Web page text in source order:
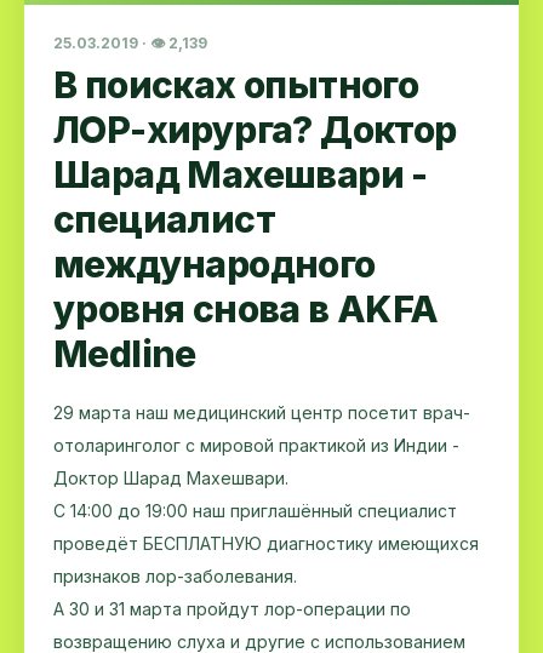
25.03.2019 · 👁 2,139
В поисках опытного
ЛОР-хирурга? Доктор
Шарад Махешвари -
специалист
международного
уровня снова в AKFA
Medline
29 марта наш медицинский центр посетит врач-
отоларинголог с мировой практикой из Индии -
Доктор Шарад Махешвари.
С 14:00 до 19:00 наш приглашённый специалист
проведёт БЕСПЛАТНУЮ диагностику имеющихся
признаков лор-заболевания.
А 30 и 31 марта пройдут лор-операции по
возвращению слуха и другие с использованием